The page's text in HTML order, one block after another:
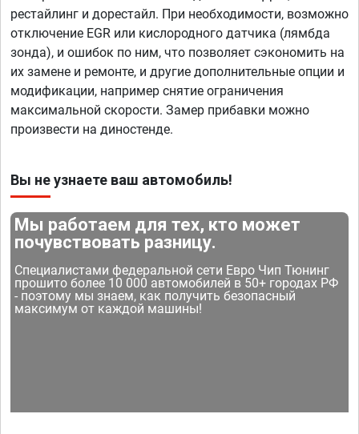
рестайлинг и дорестайл. При необходимости, возможно
отключение EGR или кислородного датчика (лямбда
зонда), и ошибок по ним, что позволяет сэкономить на
их замене и ремонте, и другие дополнительные опции и
модификации, например снятие ограничения
максимальной скорости. Замер прибавки можно
произвести на диностенде.
Вы не узнаете ваш автомобиль!
Мы работаем для тех, кто может
почувствовать разницу.
Специалистами федеральной сети Евро Чип Тюнинг
прошито более 10 000 автомобилей в 50+ городах РФ
- поэтому мы знаем, как получить безопасный
максимум от каждой машины!